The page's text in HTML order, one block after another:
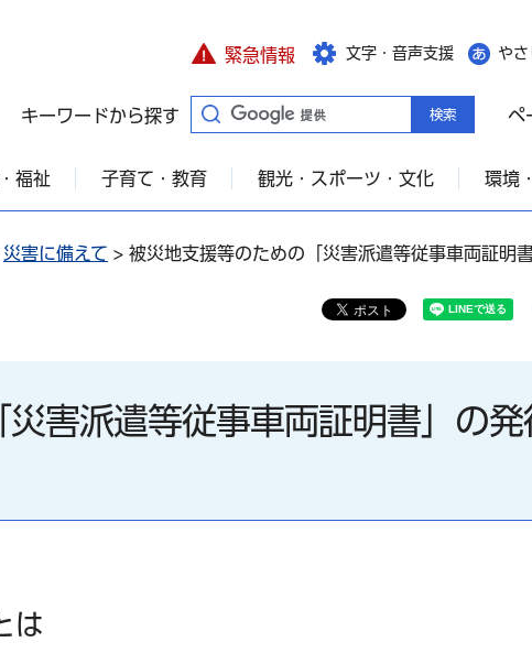
緊急情報 文字・音声支援 や
キーワードから探す ペ
福祉 子育て・教育 観光・スポーツ・文化 環境
災害に備えて > 被災地支援等のための「災害派遣等従事車両証明
害派遣等従事車両証明書」の発
は